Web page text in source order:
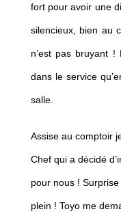
fort pour avoir une
silencieux, bien au
n’est pas bruyant
dans le service
salle.
Assise au comptoir
Chef qui a décidé
pour nous !
plein ! Toyo me